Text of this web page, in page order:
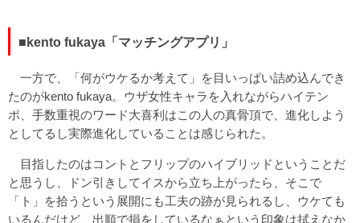
■kento fukaya「マッチングアプリ」
一方で、「何がウケるか考えて」を目いっぱい詰め込んでき
たのがkento fukaya。ウザ女性キャラを入れながらハイテン
ポ、手数重視のワード大喜利はこの人の真骨頂で、進化しよう
としてるし実際進化していることは感じられた。
目指したのはコントとフリップのハイブリッドということだ
と思うし、ドン引きしてイスから立ち上がったら、そこで
「ト」を拾うという展開にも工夫の跡が見られるし、ウケても
いるんだけど、出順で損をしているなぁという印象は拭えなか